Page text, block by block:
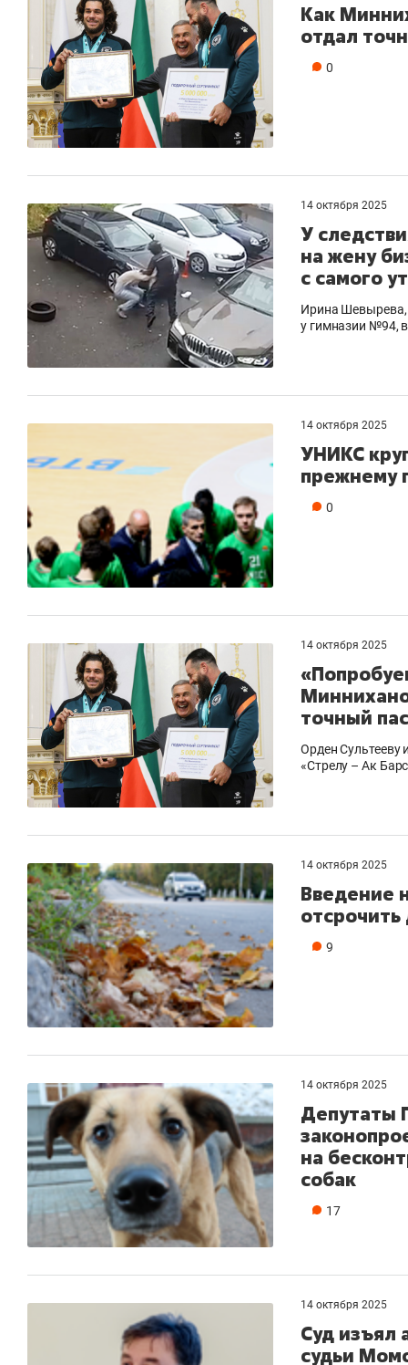
Как
отдал
0
14 октября 2025
У
на жену
с самого
Ирина Шевырева,
у гимназии №94,
14 октября 2025
УНИКС
прежнему
0
14 октября 2025
точный
Орден Сультееву
«Стрелу – Ак
14 октября 2025
Введение
отсрочить
9
14 октября 2025
Депутаты
на
собак
17
14 октября 2025
Суд изъял
судьи